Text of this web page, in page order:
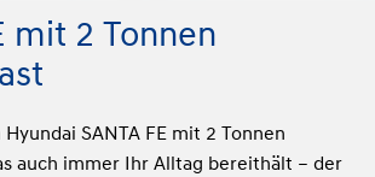
mit 2 Tonnen
SANTA FE mit 2 Tonnen
auch immer Ihr Alltag bereithält – der